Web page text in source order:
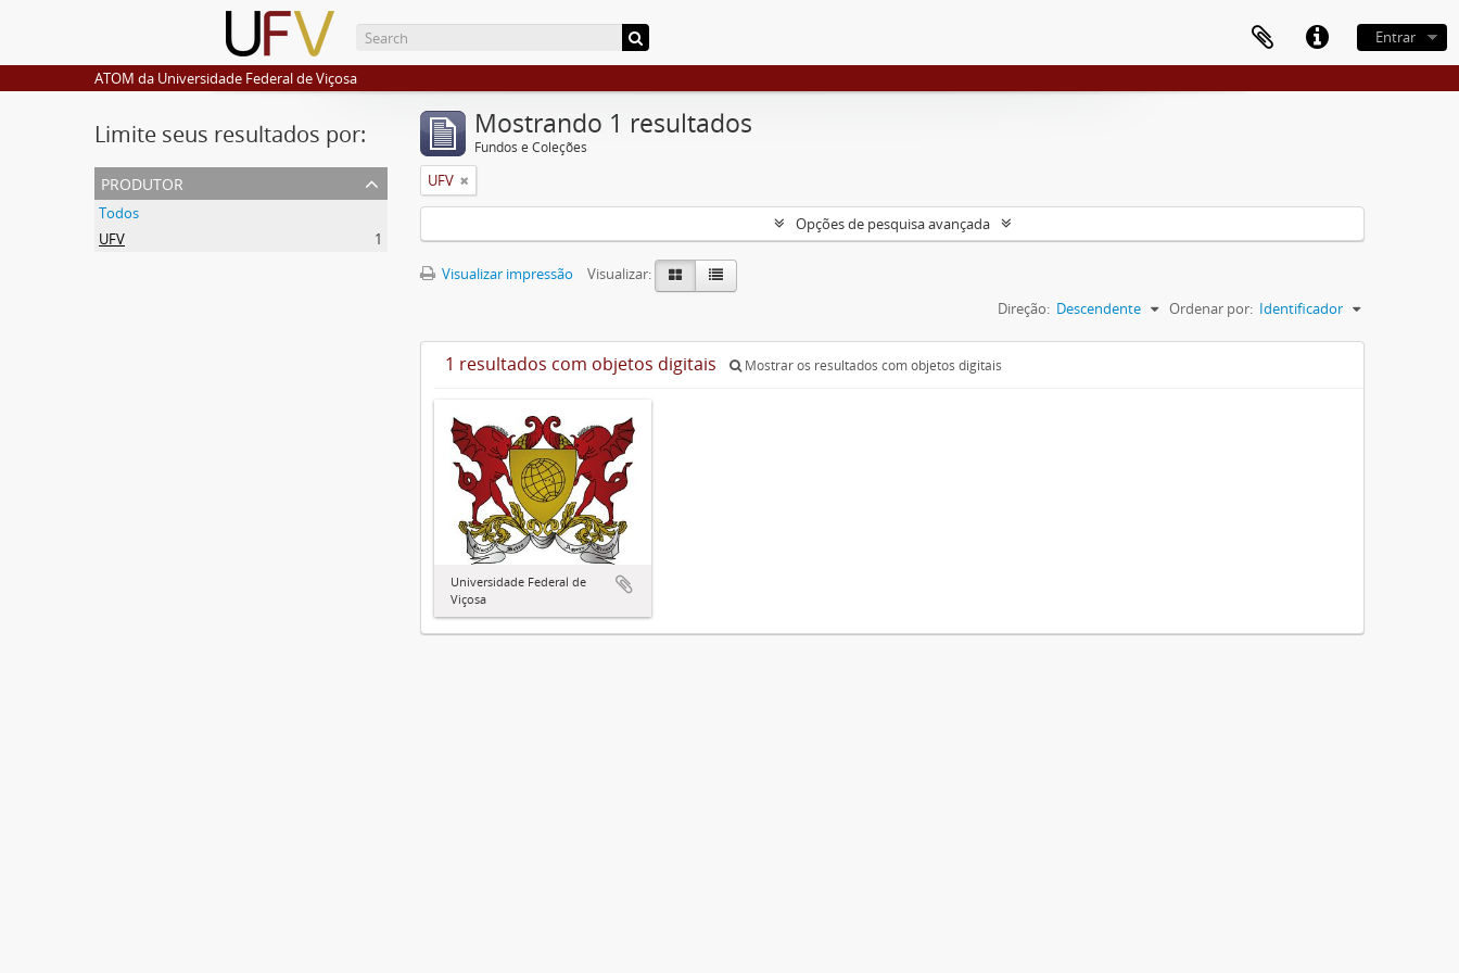
Entrar
ATOM da Universidade Federal de Viçosa
Limite seus resultados por:
produtor
Todos
UFV
1
Mostrando 1 resultados
Fundos e Coleções
UFV
Opções de pesquisa avançada
Visualizar impressão
Visualizar:
Ordenar por: Identificador
Direção: Descendente
1 resultados com objetos digitais Mostrar os resultados com objetos digitais
Universidade Federal de
Viçosa